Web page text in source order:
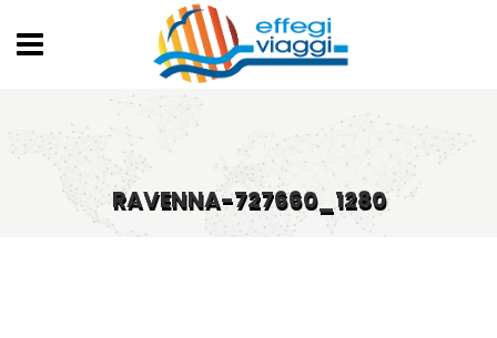
RAVENNA-727660_1280